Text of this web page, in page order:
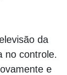
da
no controle.
e